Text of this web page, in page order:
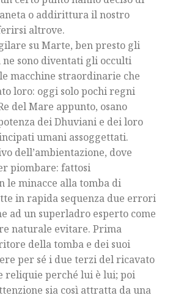
o addirittura il nostro
altrove.
su Marte, ben presto gli
ne sono diventati gli occulti
macchine straordinarie che
loro: oggi solo pochi regni
del Mare appunto, osano
dei Dhuviani e dei loro
umani assoggettati.
dell’ambientazione, dove
piombare: fattosi
le minacce alla tomba di
in rapida sequenza due errori
ad un superladro esperto come
naturale evitare. Prima
della tomba e dei suoi
per sé i due terzi del ricavato
reliquie perché lui è lui; poi
sia così attratta da una